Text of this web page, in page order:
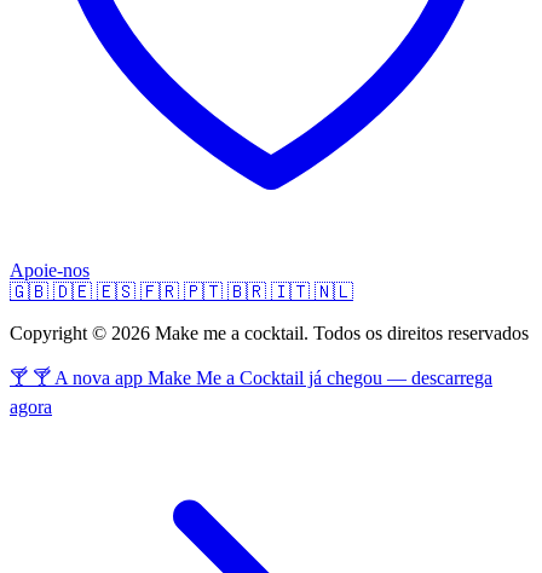
Apoie-nos
🇬🇧 🇩🇪 🇪🇸 🇫🇷 🇵🇹 🇧🇷 🇮🇹 🇳🇱
Copyright © 2026 Make me a cocktail. Todos os direitos reservados
🍸 🍸 A nova app Make Me a Cocktail já chegou — descarrega
agora